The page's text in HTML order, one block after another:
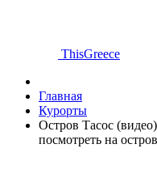
ThisGreece
Главная
Курорты
Остров Тасос
посмотреть на